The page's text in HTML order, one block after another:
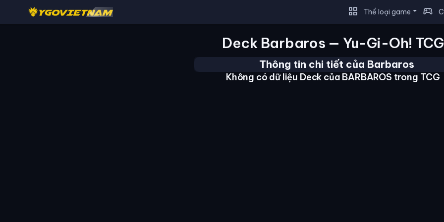
grid_view Thể loại game sports_esports
Deck Barbaros — Yu-Gi-Oh! TCG
Thông tin chi tiết của Barbaros
Không có dữ liệu Deck của BARBAROS trong TCG